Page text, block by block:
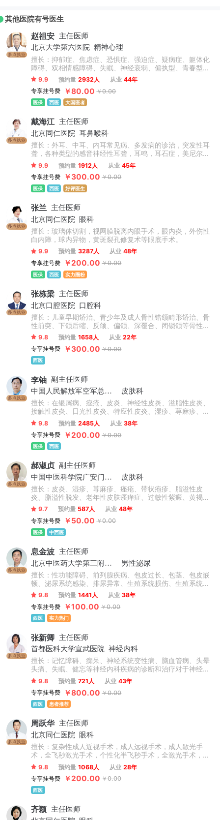
其他医院有号医生
多点执业
赵祖安 主任医师
北京大学第六医院 精神心理
擅长：抑郁症、焦虑症、恐惧症、强迫症、疑病症、躯体化
障碍、双相情感障碍、失眠、神经衰弱、偏执型、青春型、
紧张型、单纯型、未定型及其他型或待分类的精神障碍等精
神疾病。躁狂症、双相情感障碍、精神康复、精神障碍、精
神心理、睡眠障碍科、躁狂症、恐惧症、神经官能症、植物
神经紊乱、头痛头晕、更年期综合征、心理咨询、注意力不
9.9 预约量 2932人 从业 44年
专享挂号费
￥80.00 ￥0.00
医保 西医 大国医者
多点执业
戴海江 主任医师
北京同仁医院 耳鼻喉科
擅长：外耳、中耳、内耳常见病、多发病的诊治，突发性耳
聋，各种类型的感音神经性耳聋，耳鸣，耳石症，美尼尔氏
病等疾病的内外科治疗。先天性外中耳畸形的听力重建和整
形；慢性化脓性中耳炎的外科治疗，咽鼓管的解剖学研究，
义耳的临床和基础研究等。
9.9 预约量 1912人 从业 45年
专享挂号费
￥300.00 ￥0.00
医保 西医 好评医生
多点执业
张兰 主任医师
北京同仁医院
眼科
擅长：玻璃体切割，视网膜脱离内眼手术，眼内炎，外伤性
白内障，球内异物，黄斑裂孔修复术等眼底手术。
9.9 预约量 3287人 从业 48年
专享挂号费
￥200.00 ￥0.00
医保 西医 实力圈粉
多点执业
张栋梁 主任医师
北京口腔医院
口腔科
擅长：儿童早期矫治、青少年及成人骨性错颌畸形矫治、骨
性前突、下颌后缩、反颌、偏颌、深覆合、闭锁颌等骨性问
题矫治，不拔牙矫治技术，微种植支抗技术，正畸-正颌联合
治疗，牙周-正畸联合治疗，数字化舌侧及无托槽隐形矫治技
术，复杂病例矫治。累计完成矫治案例数万例。
9.8 预约量 1658人 从业 22年
专享挂号费
￥300.00 ￥0.00
西医
多点执业
李铀 副主任医师
中国人民解放军空军总医院
皮肤科
擅长：在银屑病、痤疮、皮炎、神经性皮炎、溢脂性皮炎、
接触性皮炎、日光性皮炎、特应性皮炎、湿疹、荨麻疹、慢
性荨麻疹、急性荨麻疹、丘疹性荨麻疹、胆碱能性荨麻疹等
心身性皮肤病诊治方面有独到的见解和特色。
9.8 预约量 2485人 从业 38年
专享挂号费
￥200.00 ￥0.00
医保 西医
多点执业
郝淑贞 副主任医师
中国中医科学院广安门医院
皮肤科
擅长：皮炎、湿疹、荨麻疹、痤疮、带状疱疹、脂溢性皮
炎、脂溢性脱发、老年性皮肤瘙痒症、过敏性紫癜、黄褐
斑、银屑病、白癜风、扁平疣等皮肤病的诊断及治疗。
9.7 预约量 587人 从业 48年
专享挂号费
￥50.00 ￥0.00
医保 中西医
多点执业
息金波 主任医师
北京中医药大学第三附属医院
男性泌尿
擅长：性功能障碍、前列腺疾病、包皮过长、包茎、包皮嵌
顿、泌尿系统感染、排尿异常、生殖系统损伤、生殖系统感
染、男性不育症、睾丸疾病。
9.8 预约量 1441人 从业 38年
专享挂号费
￥100.00 ￥0.00
西医 实力热门
多点执业
张新卿 主任医师
首都医科大学宣武医院 神经内科
擅长：记忆障碍、痴呆、神经系统变性病、脑血管病、头晕
头痛、失眠、健忘等神经内科疾病的诊断和治疗对于神经内
科的疾病具有非常丰富的临床经验，如脑卒中、焦虑抑郁、
失眠健忘、脑供血不足、脑梗死、脑出血、记忆力减退等。
9.8 预约量 721人 从业 43年
专享挂号费
￥800.00 ￥0.00
西医 患者推荐
多点执业
周跃华 主任医师
北京同仁医院
眼科
擅长：复杂性成人近视手术，成人远视手术，成人散光手
术，全飞秒激光手术，个性化半飞秒手术，全激光手术，圆
锥角膜，儿童青少年近视防控（角膜塑形镜、OK镜、离焦眼
镜等验配），干眼症。
9.8 预约量 1068人 从业 28年
专享挂号费
￥200.00 ￥0.00
西医
齐颖 主任医师